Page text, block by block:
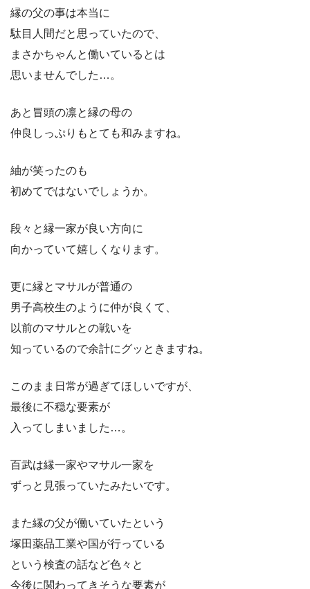
縁の父の事は本当に
駄目人間だと思っていたので、
まさかちゃんと働いているとは
思いませんでした…。
あと冒頭の凛と縁の母の
仲良しっぷりもとても和みますね。
紬が笑ったのも
初めてではないでしょうか。
段々と縁一家が良い方向に
向かっていて嬉しくなります。
更に縁とマサルが普通の
男子高校生のように仲が良くて、
以前のマサルとの戦いを
知っているので余計にグッときますね。
このまま日常が過ぎてほしいですが、
最後に不穏な要素が
入ってしまいました…。
百武は縁一家やマサル一家を
ずっと見張っていたみたいです。
また縁の父が働いていたという
塚田薬品工業や国が行っている
という検査の話など色々と
今後に関わってきそうな要素が